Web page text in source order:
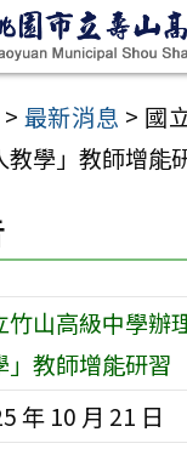
> 最新消息 > 國
教學」教師增能
竹山高級中學辦
」教師增能研習
年 10 月 21 日